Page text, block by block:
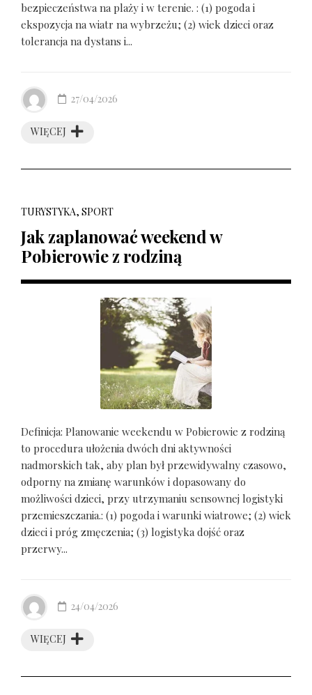
bezpieczeństwa na plaży i w terenie. : (1) pogoda i
ekspozycja na wiatr na wybrzeżu; (2) wiek dzieci oraz
tolerancja na dystans i...
WIĘCEJ
27/04/2026
TURYSTYKA, SPORT
Jak zaplanować weekend w
Pobierowie z rodziną
Definicja: Planowanie weekendu w Pobierowie z rodziną
to procedura ułożenia dwóch dni aktywności
nadmorskich tak, aby plan był przewidywalny czasowo,
odporny na zmianę warunków i dopasowany do
możliwości dzieci, przy utrzymaniu sensownej logistyki
przemieszczania.: (1) pogoda i warunki wiatrowe; (2) wiek
dzieci i próg zmęczenia; (3) logistyka dojść oraz
przerwy...
WIĘCEJ
24/04/2026